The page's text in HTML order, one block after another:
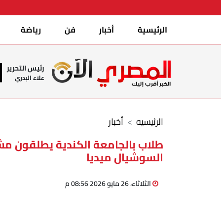
الرئيسية أخبار فن رياضة
رئيس التحرير
علاء البدري
أخبار الرئيسيه
طلاب بالجامعة الكندية يطلقون
السوشيال ميديا
الثلاثاء، 26 مايو 2026 08:56 م